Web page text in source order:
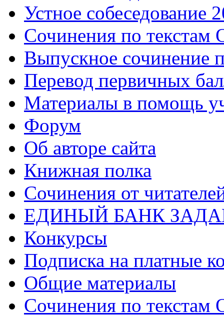
Устное собеседование
Сочинения по текстам
Выпускное сочинение
Перевод первичных
Материалы в помощь
Форум
Об авторе сайта
Книжная полка
Cочинения от
ЕДИНЫЙ БАНК
Конкурсы
Подписка на платные
Общие материалы
Сочинения по текстам